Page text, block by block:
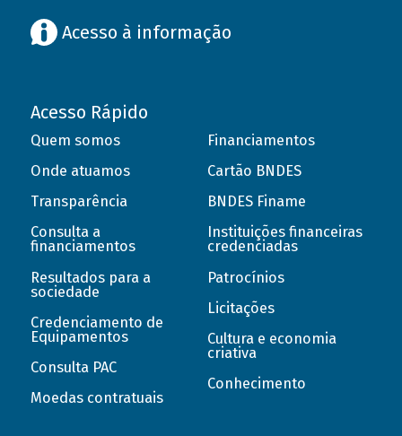
Acesso à informação
Acesso Rápido
Quem somos
Onde atuamos
Transparência
Consulta a
financiamentos
Resultados para a
sociedade
Credenciamento de
Equipamentos
Consulta PAC
Moedas contratuais
Financiamentos
Cartão BNDES
BNDES Finame
Instituições financeiras
credenciadas
Patrocínios
Licitações
Cultura e economia
criativa
Conhecimento